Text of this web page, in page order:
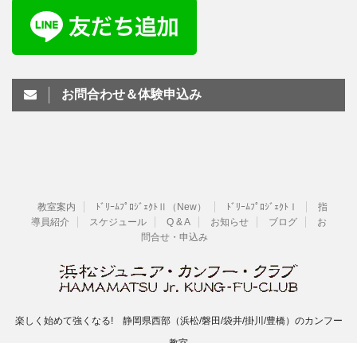
お問合わせ＆体験申込み
教室案内 ﾄﾞﾘｰﾑﾌﾟﾛｼﾞｪｸﾄⅡ（New） ﾄﾞﾘｰﾑﾌﾟﾛｼﾞｪｸﾄⅠ
指
導員紹介
スケジュール Q & A お知らせ ブログ
お
問合せ・申込み
楽しく始めて強くなる! 静岡県西部（浜松/磐田/袋井/掛川/豊橋）のカンフー